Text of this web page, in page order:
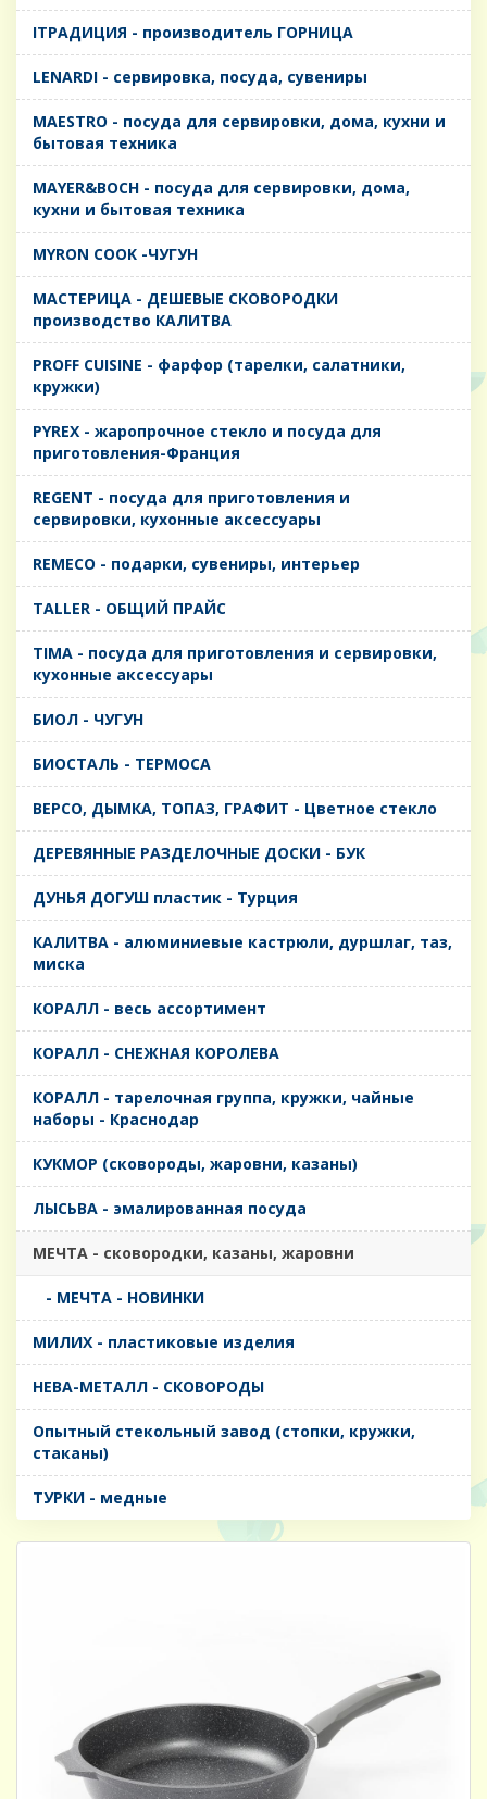
IТРАДИЦИЯ - производитель ГОРНИЦА
LENARDI - сервировка, посуда, сувениры
MAESTRO - посуда для сервировки, дома, кухни и
бытовая техника
MAYER&BOCH - посуда для сервировки, дома,
кухни и бытовая техника
MYRON COOK -ЧУГУН
MАСТЕРИЦА - ДЕШЕВЫЕ СКОВОРОДКИ
производство КАЛИТВА
PROFF CUISINE - фарфор (тарелки, салатники,
кружки)
PYREX - жаропрочное стекло и посуда для
приготовления-Франция
REGENT - посуда для приготовления и
сервировки, кухонные аксессуары
REMECO - подарки, сувениры, интерьер
TALLER - ОБЩИЙ ПРАЙС
TIMA - посуда для приготовления и сервировки,
кухонные аксессуары
БИОЛ - ЧУГУН
БИОСТАЛЬ - ТЕРМОСА
ВЕРСО, ДЫМКА, ТОПАЗ, ГРАФИТ - Цветное стекло
ДЕРЕВЯННЫЕ РАЗДЕЛОЧНЫЕ ДОСКИ - БУК
ДУНЬЯ ДОГУШ пластик - Турция
КАЛИТВА - алюминиевые кастрюли, дуршлаг, таз,
миска
КОРАЛЛ - весь ассортимент
КОРАЛЛ - СНЕЖНАЯ КОРОЛЕВА
КОРАЛЛ - тарелочная группа, кружки, чайные
наборы - Краснодар
КУКМОР (сковороды, жаровни, казаны)
ЛЫСЬВА - эмалированная посуда
МЕЧТА - сковородки, казаны, жаровни
- МЕЧТА - НОВИНКИ
МИЛИХ - пластиковые изделия
НЕВА-МЕТАЛЛ - СКОВОРОДЫ
Опытный стекольный завод (стопки, кружки,
стаканы)
ТУРКИ - медные